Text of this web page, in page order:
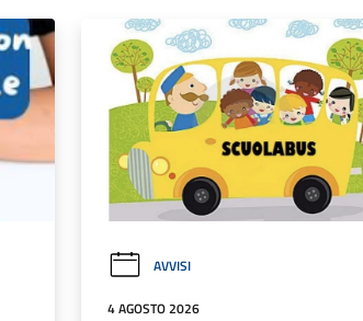
AVVISI
4 AGOSTO 2026